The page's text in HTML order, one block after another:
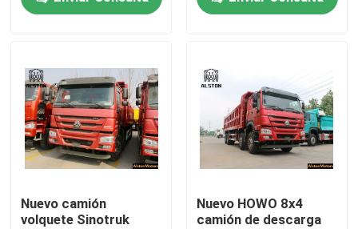
Contacto
noticias
Todos los casos
El camión Howo
HOWO Cabeza de tractor
Tema
Nuevo camión
volquete Sinotruk
Nuevo HOWO 8x4
camión de descarga